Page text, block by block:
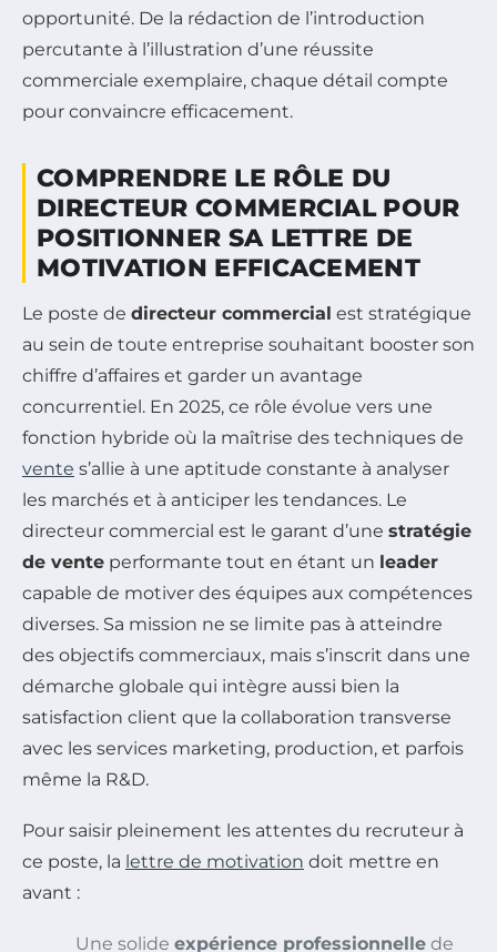
opportunité. De la rédaction de l’introduction
percutante à l’illustration d’une réussite
commerciale exemplaire, chaque détail compte
pour convaincre efficacement.
COMPRENDRE LE RÔLE DU
DIRECTEUR COMMERCIAL POUR
POSITIONNER SA LETTRE DE
MOTIVATION EFFICACEMENT
Le poste de directeur commercial est stratégique
au sein de toute entreprise souhaitant booster son
chiffre d’affaires et garder un avantage
concurrentiel. En 2025, ce rôle évolue vers une
fonction hybride où la maîtrise des techniques de
vente s’allie à une aptitude constante à analyser
les marchés et à anticiper les tendances. Le
directeur commercial est le garant d’une stratégie
de vente performante tout en étant un leader
capable de motiver des équipes aux compétences
diverses. Sa mission ne se limite pas à atteindre
des objectifs commerciaux, mais s’inscrit dans une
démarche globale qui intègre aussi bien la
satisfaction client que la collaboration transverse
avec les services marketing, production, et parfois
même la R&D.
Pour saisir pleinement les attentes du recruteur à
ce poste, la lettre de motivation doit mettre en
avant :
Une solide expérience professionnelle de